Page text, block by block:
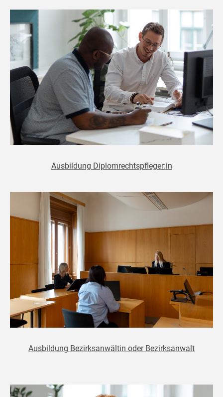
Ausbildung Diplomrechtspfleger:in
Ausbildung Bezirksanwältin oder Bezirksanwalt